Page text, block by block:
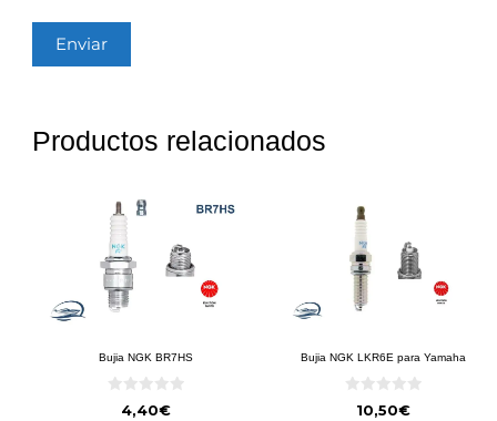
Productos relacionados
Bujia NGK BR7HS
4,40€
Bujia NGK LKR6E para Yamaha
10,50€